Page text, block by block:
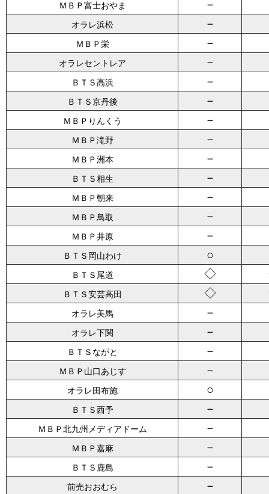
ＭＢＰ富士おやま －
オラレ浜松 －
ＭＢＰ栄 －
オラレセントレア －
ＢＴＳ高浜 －
ＢＴＳ京丹後 －
ＭＢＰりんくう －
ＭＢＰ滝野 －
ＭＢＰ洲本 －
ＢＴＳ相生 －
ＭＢＰ朝来 －
ＭＢＰ鳥取 －
ＭＢＰ井原 －
ＢＴＳ岡山わけ ○
ＢＴＳ尾道 ◇
ＢＴＳ安芸高田 ◇
オラレ美馬 －
オラレ下関 －
ＢＴＳながと －
ＭＢＰ山口あじす －
オラレ田布施 ○
ＢＴＳ西予 －
ＭＢＰ北九州メディアドーム －
ＭＢＰ嘉麻 －
ＢＴＳ鹿島 －
前売おおむら －